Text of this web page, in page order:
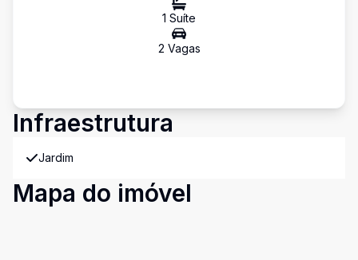
1 Suíte
2 Vagas
Infraestrutura
Jardim
Mapa do imóvel